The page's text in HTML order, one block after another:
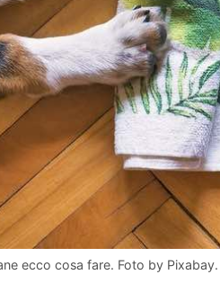
ecco cosa fare. Foto by Pixabay.